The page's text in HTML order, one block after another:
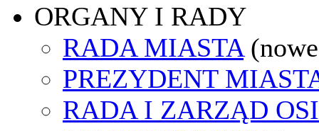
ORGANY I RADY
RADA MIASTA
PREZYDENT
RADA I ZARZĄD